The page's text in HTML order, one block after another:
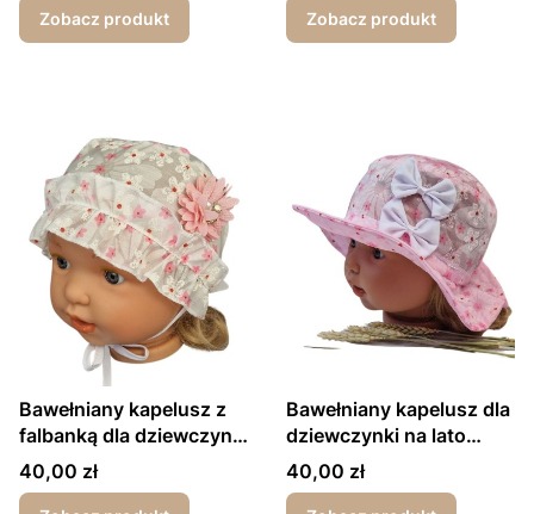
Zobacz produkt Zobacz produkt
Bawełniany kapelusz z
falbanką dla dziewczynki
biała łączka
Cena
40,00 zł
Bawełniany kapelusz dla
dziewczynki na lato
kwiatuszki różowy
Cena
40,00 zł